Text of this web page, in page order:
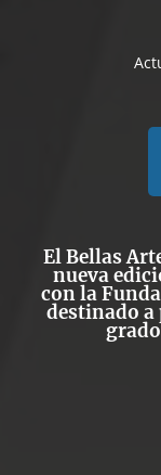
El Bellas
nueva
con la
destinado a